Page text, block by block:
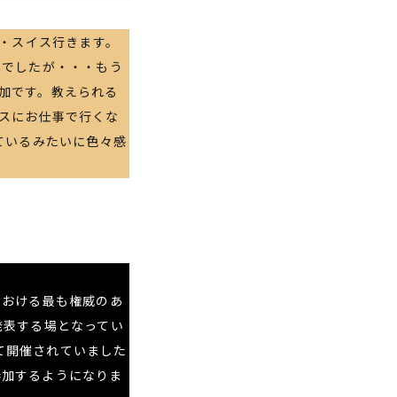
スイス行きます。
したが・・・もう
です。教えられる
にお仕事で行くな
るみたいに色々感
ける最も権威のあ
する場となってい
催されていました
するようになりま